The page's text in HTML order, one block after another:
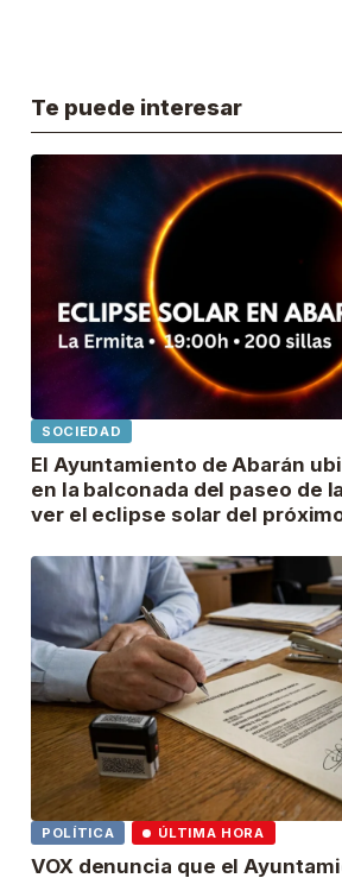
Te puede interesar
SOCIEDAD
El Ayuntamiento de Abarán
en la balconada del paseo de
ver el eclipse solar del
POLÍTICA ÚLTIMA HORA
VOX denuncia que el